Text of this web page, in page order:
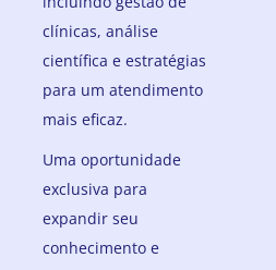
clínicas, análise
científica e estratégias
para um atendimento
mais eficaz.
Uma oportunidade
exclusiva para
expandir seu
conhecimento e